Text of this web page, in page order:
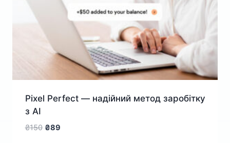
Pixel Perfect — надійний метод заробітку
з AI
₴150 Оригінальна
₴89Поточна